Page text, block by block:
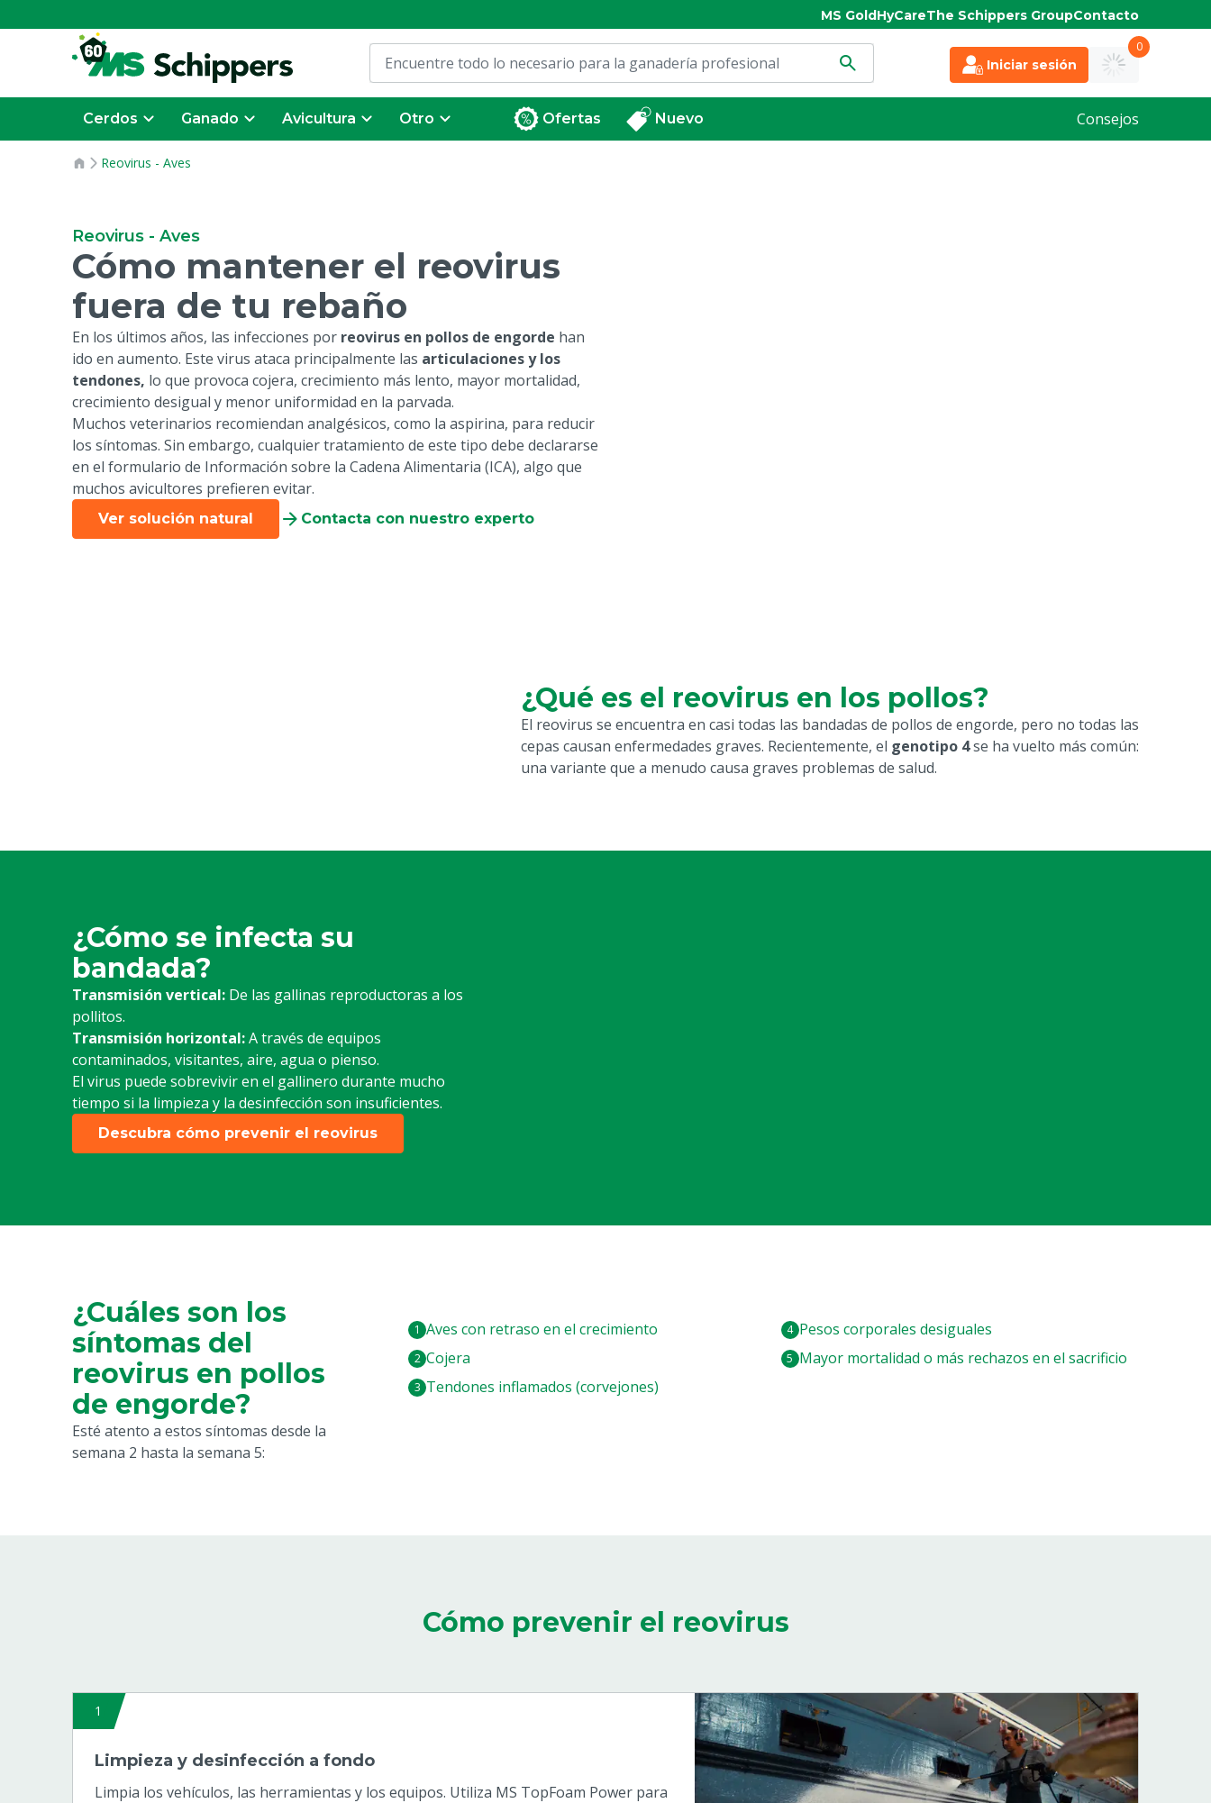
MS GoldHyCareThe Schippers GroupContacto
Iniciar sesión
0
Cerdos Ganado Avicultura Otro Ofertas Nuevo Consejos
Reovirus - Aves
Reovirus - Aves
Cómo mantener el reovirus
fuera de tu rebaño
En los últimos años, las infecciones por reovirus en pollos de engorde han
ido en aumento. Este virus ataca principalmente las articulaciones y los
tendones, lo que provoca cojera, crecimiento más lento, mayor mortalidad,
crecimiento desigual y menor uniformidad en la parvada.
Muchos veterinarios recomiendan analgésicos, como la aspirina, para reducir
los síntomas. Sin embargo, cualquier tratamiento de este tipo debe declararse
en el formulario de Información sobre la Cadena Alimentaria (ICA), algo que
muchos avicultores prefieren evitar.
Ver solución natural Contacta con nuestro experto
¿Qué es el reovirus en los pollos?
El reovirus se encuentra en casi todas las bandadas de pollos de engorde, pero no todas las
cepas causan enfermedades graves. Recientemente, el genotipo 4se ha vuelto más común:
una variante que a menudo causa graves problemas de salud.
¿Cómo se infecta su
bandada?
Transmisión vertical: De las gallinas reproductoras a los
pollitos.
Transmisión horizontal:A través de equipos
contaminados, visitantes, aire, agua o pienso.
El virus puede sobrevivir en el gallinero durante mucho
tiempo si la limpieza y la desinfección son insuficientes.
Descubra cómo prevenir el reovirus
¿Cuáles son los
síntomas del
reovirus en pollos
de engorde?
Esté atento a estos síntomas desde la
semana 2 hasta la semana 5:
Aves con retraso en el crecimiento
Cojera
Tendones inflamados (corvejones)
Pesos corporales desiguales
Mayor mortalidad o más rechazos en el sacrificio
Cómo prevenir el reovirus
1
Limpieza y desinfección a fondo
Limpia los vehículos, las herramientas y los equipos. Utiliza MS TopFoam Power para